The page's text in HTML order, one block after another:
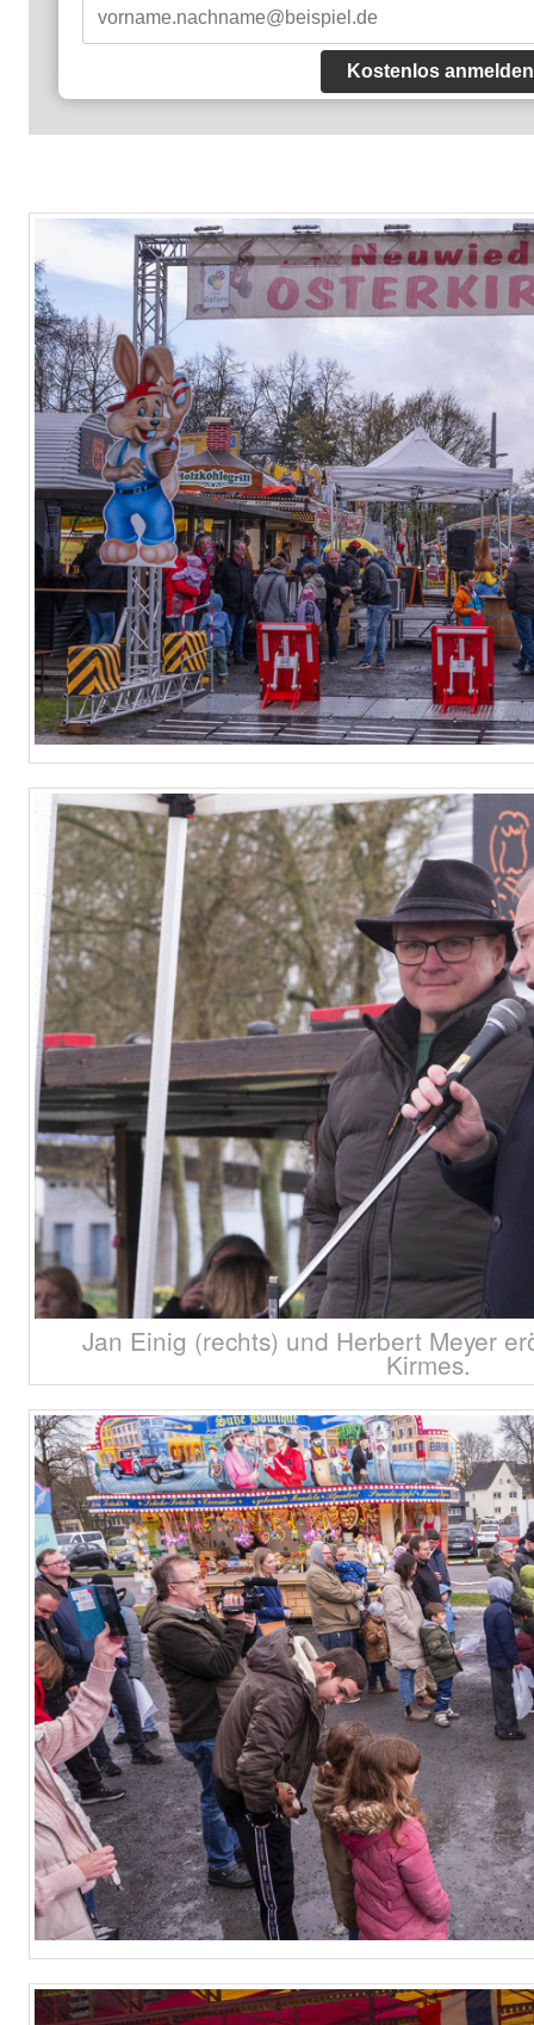
Kostenlos anmelden
Jan Einig (rechts) und Herbert Meyer
Kirmes.